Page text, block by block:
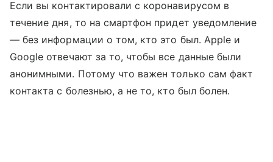
Если вы контактировали с коронавирусом в
течение дня, то на смартфон придет уведомление
— без информации о том, кто это был. Apple и
Google отвечают за то, чтобы все данные были
анонимными. Потому что важен только сам факт
контакта с болезнью, а не то, кто был болен.